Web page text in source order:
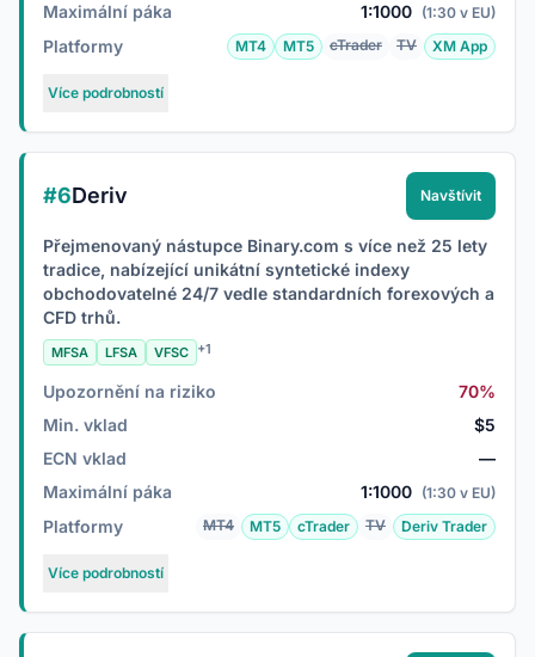
Maximální páka
1:1000 (1:30 v EU)
Platformy MT4 MT5 cTrader TV XM App
Více podrobností
#6Deriv Navštívit
Přejmenovaný nástupce Binary.com s více než 25 lety
tradice, nabízející unikátní syntetické indexy
obchodovatelné 24/7 vedle standardních forexových a
CFD trhů.
MFSA LFSA VFSC +1
Upozornění na riziko
70%
Min. vklad
$5
ECN vklad
—
Maximální páka
1:1000 (1:30 v EU)
Platformy MT4 MT5 cTrader TV Deriv Trader
Více podrobností